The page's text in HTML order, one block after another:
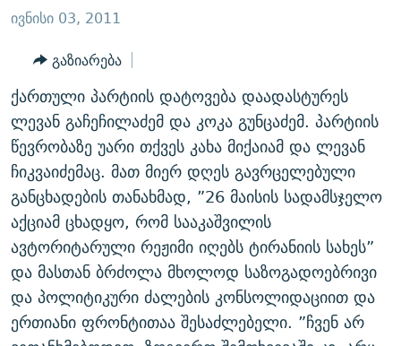
დაბრუნება
ძიებაზე
დაბრუნება
ᲔᲙᲝᲜᲝᲛᲘᲙᲐ
ᲡᲐᲖᲝᲒᲐᲓᲝᲔᲑᲐ
ᲡᲞᲝᲠᲢᲘ
ᲑᲚᲝᲒᲔᲑᲘ
ᲞᲝᲓᲙᲐᲡᲢᲔᲑᲘ
ᲜᲘᲙᲝᲡ ᲞᲝᲓᲙᲐᲡᲢᲘ
60 ᲓᲔᲪᲘᲑᲔᲚᲘ
ᲒᲐᲜᲙᲘᲗᲮᲕᲘᲡ ᲓᲦᲔ
ᲓᲘᲚᲘᲡ ᲡᲐᲣᲑᲠᲔᲑᲘ
ᲛᲝᲚᲐᲞᲐᲠᲐᲙᲔ ᲢᲔᲥᲡᲢᲔᲑᲘ
ᲨᲘᲜ - ᲣᲪᲮᲝᲔᲗᲨᲘ
ᲚᲘᲢᲔᲠᲐᲢᲣᲠᲣᲚᲘ ᲬᲐᲮᲜᲐᲒᲔᲑᲘ
ᲐᲛᲔᲠᲘᲙᲣᲚᲘ ᲛᲝᲗᲮᲠᲝᲑᲐ
ᲗᲐᲕᲘᲡᲣᲤᲚᲔᲑᲘᲡ ᲛᲝᲜᲘᲢᲝᲠᲘ
ᲤᲔᲜᲝᲕᲐᲜᲘ - 2.10
ᲗᲥᲕᲔᲜᲘ ᲞᲣᲑᲚᲘᲙᲐᲪᲘᲔᲑᲘ
ᲞᲠᲝᲔᲥᲢᲔᲑᲘ
ᲣᲙᲠᲐᲘᲜᲐᲨᲘ ᲓᲐᲦᲣᲞᲣᲚᲘ ᲥᲐᲠᲗᲕᲔᲚᲘ ᲛᲔᲑᲠᲫᲝᲚᲔᲑᲘ - 2022
ᲓᲐᲛᲝᲣᲙᲘᲓᲔᲑᲚᲝᲑᲘᲡ 100 ᲬᲔᲚᲘ
ᲩᲔᲛᲘ ᲡᲘᲙᲕᲓᲘᲚᲘᲡ ᲛᲘᲖᲔᲖᲘᲐ COVID-19
11 ᲬᲔᲚᲘ - 11 ᲐᲛᲑᲐᲕᲘ
ᲡᲐᲞᲐᲠᲚᲐᲛᲔᲜᲢᲝ ᲐᲠᲩᲔᲕᲜᲔᲑᲘᲡ ᲘᲡᲢᲝᲠᲘᲐ
ᲑᲐᲕᲨᲕᲔᲑᲘ ᲞᲠᲝᲡᲢᲘᲢᲣᲪᲘᲐᲨᲘ - ᲐᲛᲝᲣᲗᲥᲛᲔᲚᲘ ᲐᲛᲑᲐᲕᲘ
ЭХО КАВКАЗА
ᲒᲐᲛᲝᲘᲬᲔᲠᲔ
ივნისი 03, 2011
გაზიარება
ქართული პარტიის დატოვება დაადასტურეს
ლევან გაჩეჩილაძემ და კოკა გუნცაძემ. პარტიის
წევრობაზე უარი თქვეს კახა მიქაიამ და ლევან
ჩიკვაიძემაც. მათ მიერ დღეს გავრცელებული
განცხადების თანახმად, ”26 მაისის სადამსჯელო
აქციამ ცხადყო, რომ სააკაშვილის
ავტორიტარული რეჟიმი იღებს ტირანიის სახეს”
და მასთან ბრძოლა მხოლოდ საზოგადოებრივი
და პოლიტიკური ძალების კონსოლიდაციით და
ერთიანი ფრონტითაა შესაძლებელი. ”ჩვენ არ